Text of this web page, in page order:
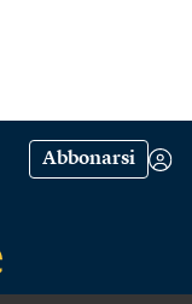
Abbonarsi